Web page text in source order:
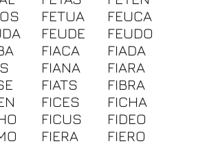
FETUA
FEUCA
FEUDE
FEUDO
FIACA
FIADA
FIANA
FIARA
FIATS
FIBRA
FICES
FICHA
FICUS
FIDEO
FIERA
FIERO